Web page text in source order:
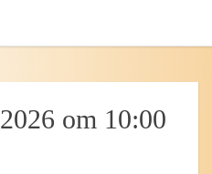
om 10:00